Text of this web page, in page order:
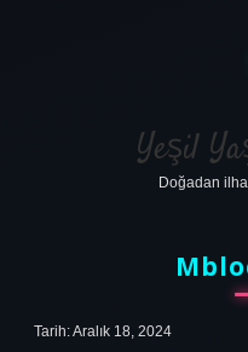
Yeşil
Doğadan
Tarih: Aralık 18, 2024